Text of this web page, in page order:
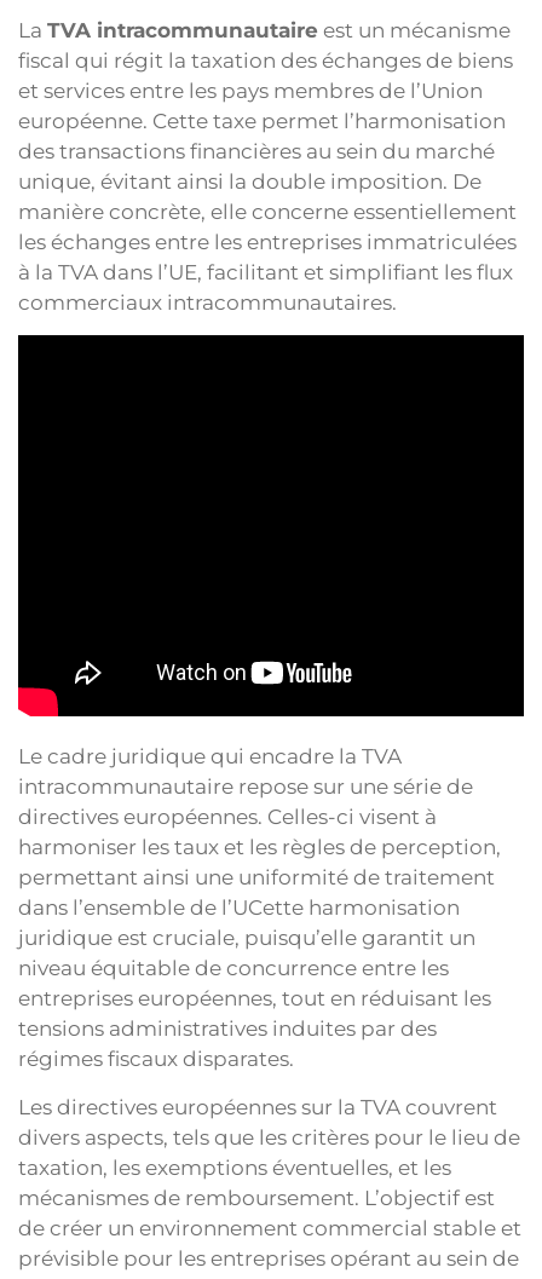
La TVA intracommunautaire est un mécanisme
fiscal qui régit la taxation des échanges de biens
et services entre les pays membres de l’Union
européenne. Cette taxe permet l’harmonisation
des transactions financières au sein du marché
unique, évitant ainsi la double imposition. De
manière concrète, elle concerne essentiellement
les échanges entre les entreprises immatriculées
à la TVA dans l’UE, facilitant et simplifiant les flux
commerciaux intracommunautaires.
Le cadre juridique qui encadre la TVA
intracommunautaire repose sur une série de
directives européennes. Celles-ci visent à
harmoniser les taux et les règles de perception,
permettant ainsi une uniformité de traitement
dans l’ensemble de l’UCette harmonisation
juridique est cruciale, puisqu’elle garantit un
niveau équitable de concurrence entre les
entreprises européennes, tout en réduisant les
tensions administratives induites par des
régimes fiscaux disparates.
Les directives européennes sur la TVA couvrent
divers aspects, tels que les critères pour le lieu de
taxation, les exemptions éventuelles, et les
mécanismes de remboursement. L’objectif est
de créer un environnement commercial stable et
prévisible pour les entreprises opérant au sein de